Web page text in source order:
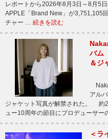
レポートから2026年8月3日～8月5
APPLE「Brand New」が3,751,105
チャー … 続きを読む
バム
＆ジ
アル
ジャケット写真が解禁された。 約
ュー10周年の節目にプロデューサ
＜ラ